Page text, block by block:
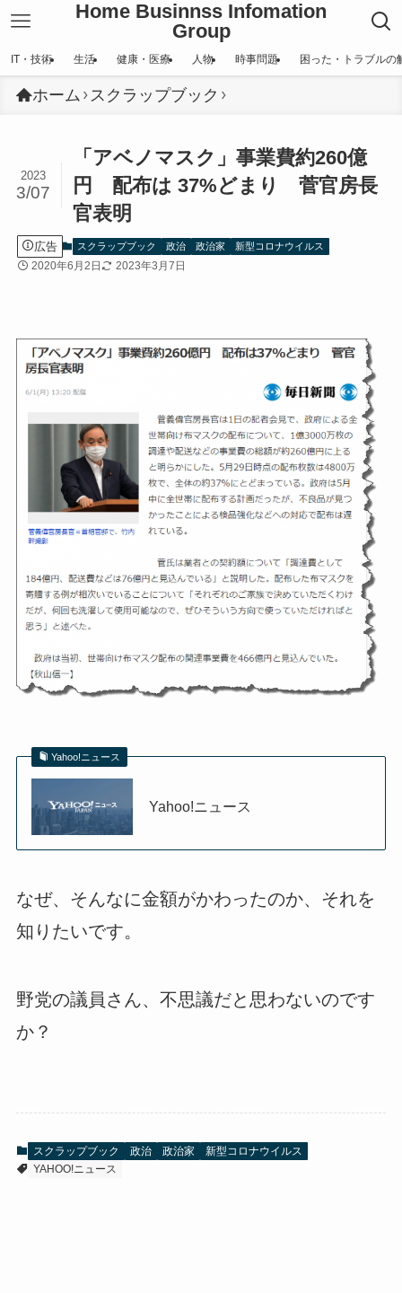
Home Businnss Infomation
Group
IT・技術 生活 健康・医療 人物 時事問題 困った・トラブルの
ホーム スクラップブック
「アベノマスク」事業費約260億
円 配布は 37%どまり 菅官房長
官表明
2023
3/07
広告 スクラップブック 政治 政治家 新型コロナウイルス
2020年6月2日 2023年3月7日
Yahoo!ニュース
Yahoo!ニュース
なぜ、そんなに金額がかわったのか、それを
知りたいです。
野党の議員さん、不思議だと思わないのです
か？
スクラップブック 政治 政治家
新型コロナウイルス
YAHOO!ニュース